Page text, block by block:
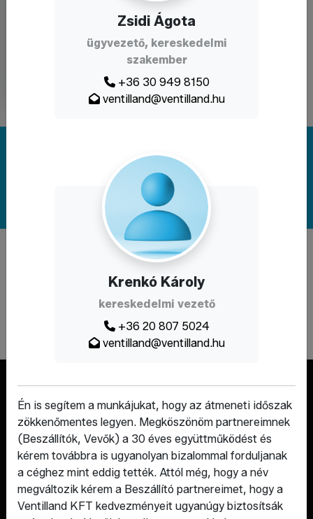
Megoldást keres? Írjon nekünk!
Kapcsolat
A weboldal a Demján Sándor Program keretében és
támogatásával valósult meg.
Szerelvények, amik hosszú távra
Zsidi Ágota
ügyvezető, kereskedelmi
szakember
+36 30 949 8150
ventilland@ventilland.hu
Krenkó Károly
kereskedelmi vezető
+36 20 807 5024
ventilland@ventilland.hu
Én is segítem a munkájukat, hogy az átmeneti időszak
zökkenőmentes legyen. Megköszönöm partnereimnek
(Beszállítók, Vevők) a 30 éves együttműködést és
kérem továbbra is ugyanolyan bizalommal forduljanak
a céghez mint eddig tették. Attól még, hogy a név
megváltozik kérem a Beszállító partnereimet, hogy a
Ventilland KFT kedvezményeit ugyanúgy biztosítsák